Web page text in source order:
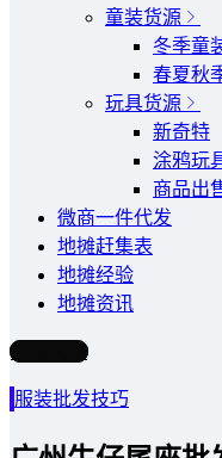
童装货源
冬季童
春夏秋
玩具货源
新奇特
涂鸦玩
商品出
微商一件代发
地摊赶集表
地摊经验
地摊资讯
写文章
服装批发技巧